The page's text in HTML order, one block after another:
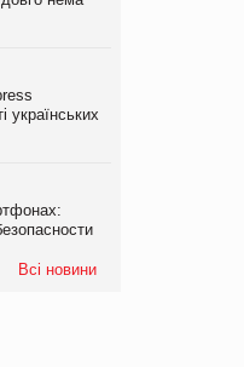
Всі новини